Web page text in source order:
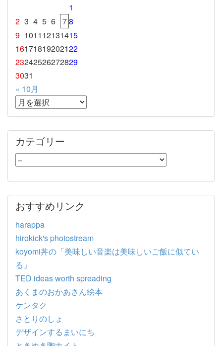
1
2 3 4 5 6 78
9 101112131415
16171819202122
23242526272829
3031
« 10月
カテゴリー
おすすめリンク
harappa
hirokick's photostream
koyomi丼の「美味しい音楽は美味しいご飯に似てい
る」
TED ideas worth spreading
あくまのおかあさん絵本
ケンタク
さとりのしょ
デザインするまいにち